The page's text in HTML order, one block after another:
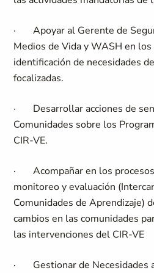
·Apoyar al Gerente de
Medios de Vida y WASH en los
identificación de necesidades
focalizadas.
· Desarrollar acciones de
Comunidades sobre los
CIR-VE.
·Acompañar en los
monitoreo y evaluación
Comunidades de Aprendizaje)
cambios en las comunidades
las intervenciones del CIR-VE
· Gestionar de Necesidades